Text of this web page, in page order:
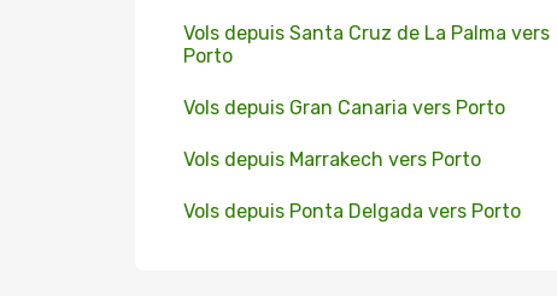
Vols depuis Santa Cruz de La Palma vers
Porto
Vols depuis Gran Canaria vers Porto
Vols depuis Marrakech vers Porto
Vols depuis Ponta Delgada vers Porto